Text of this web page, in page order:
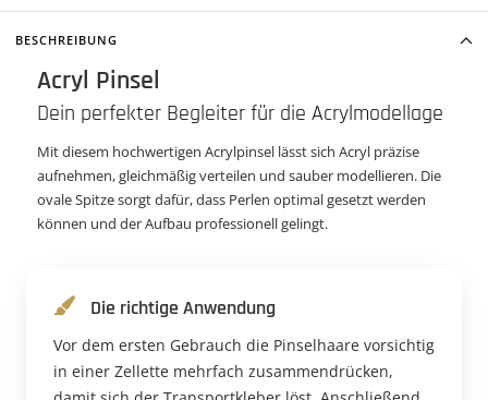
BESCHREIBUNG
Acryl Pinsel
Dein perfekter Begleiter für die Acrylmodellage
Mit diesem hochwertigen Acrylpinsel lässt sich Acryl präzise
aufnehmen, gleichmäßig verteilen und sauber modellieren. Die
ovale Spitze sorgt dafür, dass Perlen optimal gesetzt werden
können und der Aufbau professionell gelingt.
Die richtige Anwendung
Vor dem ersten Gebrauch die Pinselhaare vorsichtig
in einer Zellette mehrfach zusammendrücken,